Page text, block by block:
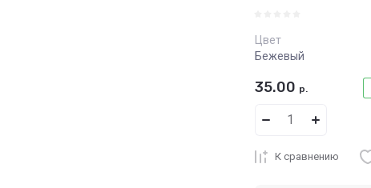
Цвет
Бежевый
35.00 р.
К сравнению